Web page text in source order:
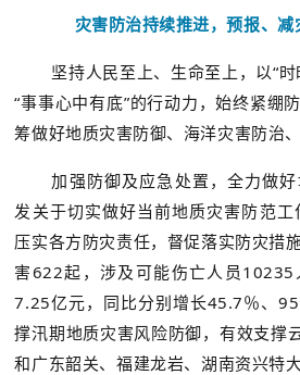
灾害防治持续推进，预报、
坚持人民至上、生命至上，以“时
“事事心中有底”的行动力，始终紧绷
筹做好地质灾害防御、海洋灾害防治
加强防御及应急处置，全力做
发关于切实做好当前地质灾害防范工
压实各方防灾责任，督促落实防灾措
害622起，涉及可能伤亡人员
7.25亿元，同比分别增长45.7％、
撑汛期地质灾害风险防御，有效支撑
和广东韶关、福建龙岩、湖南资兴特